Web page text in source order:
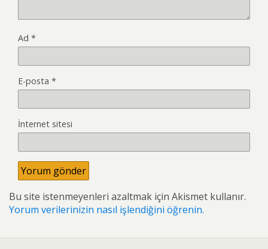
Ad *
E-posta *
İnternet sitesi
Bu site istenmeyenleri azaltmak için Akismet kullanır.
Yorum verilerinizin nasıl işlendiğini öğrenin.